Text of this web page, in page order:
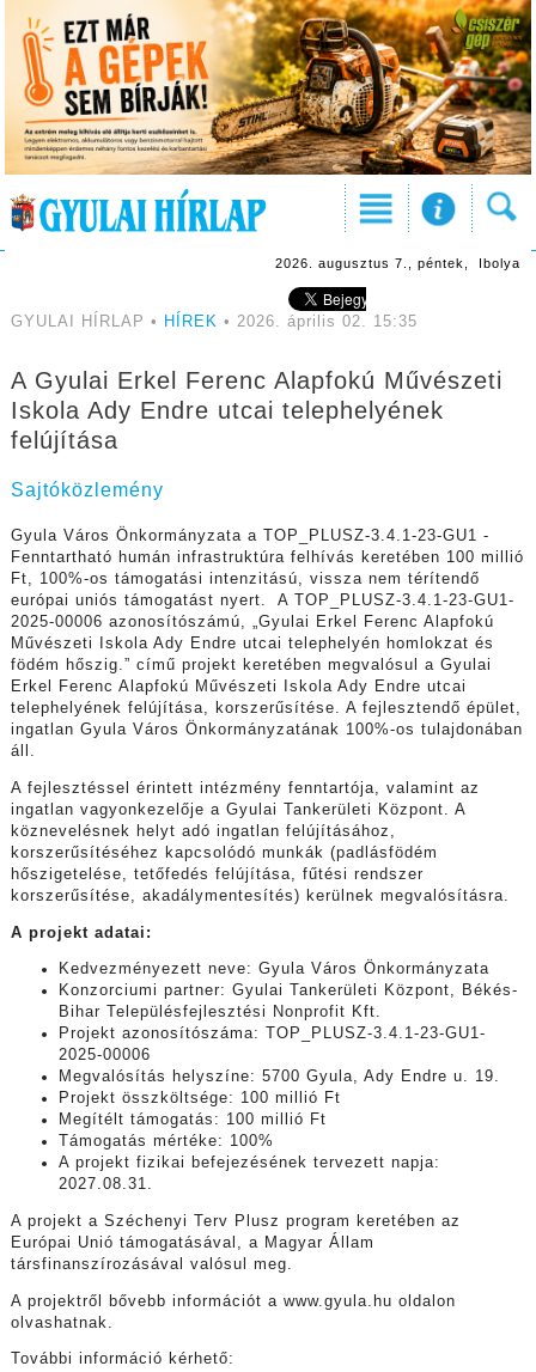
2026. augusztus 7., péntek, Ibolya
GYULAI HÍRLAP • HÍREK • 2026. április 02. 15:35
A Gyulai Erkel Ferenc Alapfokú Művészeti
Iskola Ady Endre utcai telephelyének
felújítása
Sajtóközlemény
Gyula Város Önkormányzata a TOP_PLUSZ-3.4.1-23-GU1 -
Fenntartható humán infrastruktúra felhívás keretében 100 millió
Ft, 100%-os támogatási intenzitású, vissza nem térítendő
európai uniós támogatást nyert. A TOP_PLUSZ-3.4.1-23-GU1-
2025-00006 azonosítószámú, „Gyulai Erkel Ferenc Alapfokú
Művészeti Iskola Ady Endre utcai telephelyén homlokzat és
födém hőszig.” című projekt keretében megvalósul a Gyulai
Erkel Ferenc Alapfokú Művészeti Iskola Ady Endre utcai
telephelyének felújítása, korszerűsítése. A fejlesztendő épület,
ingatlan Gyula Város Önkormányzatának 100%-os tulajdonában
áll.
A fejlesztéssel érintett intézmény fenntartója, valamint az
ingatlan vagyonkezelője a Gyulai Tankerületi Központ. A
köznevelésnek helyt adó ingatlan felújításához,
korszerűsítéséhez kapcsolódó munkák (padlásfödém
hőszigetelése, tetőfedés felújítása, fűtési rendszer
korszerűsítése, akadálymentesítés) kerülnek megvalósításra.
A projekt adatai:
Kedvezményezett neve: Gyula Város Önkormányzata
Konzorciumi partner: Gyulai Tankerületi Központ, Békés-
Bihar Településfejlesztési Nonprofit Kft.
Projekt azonosítószáma: TOP_PLUSZ-3.4.1-23-GU1-
2025-00006
Megvalósítás helyszíne: 5700 Gyula, Ady Endre u. 19.
Projekt összköltsége: 100 millió Ft
Megítélt támogatás: 100 millió Ft
Támogatás mértéke: 100%
A projekt fizikai befejezésének tervezett napja:
2027.08.31.
A projekt a Széchenyi Terv Plusz program keretében az
Európai Unió támogatásával, a Magyar Állam
társfinanszírozásával valósul meg.
A projektről bővebb információt a www.gyula.hu oldalon
olvashatnak.
További információ kérhető: